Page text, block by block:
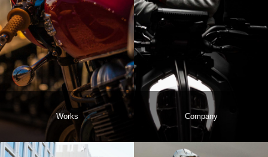
Works Company